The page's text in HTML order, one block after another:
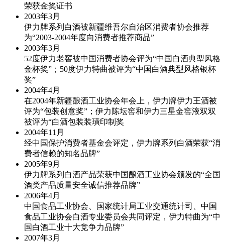
荣获金奖证书
2003年3月
伊力牌系列白酒被新疆维吾尔自治区消费者协会推荐
为“2003-2004年度向消费者推荐商品”
2003年3月
52度伊力老窖被中国消费者协会评为“中国白酒典型风格
金杯奖”；50度伊力特曲被评为“中国白酒典型风格银杯
奖”
2004年4月
在2004年新疆酿酒工业协会年会上，伊力牌伊力王酒被
评为“包装创意奖”；伊力陈坛窖和伊力三星金窖液双双
被评为“白酒包装装璜印制奖
2004年11月
经中国保护消费者基金会评定，伊力牌系列白酒荣获“消
费者信赖的知名品牌”
2005年9月
伊力牌系列白酒产品荣获中国酿酒工业协会颁发的“全国
酒类产品质量安全诚信推荐品牌”
2006年4月
中国食品工业协会、国家统计局工业交通统计司、中国
食品工业协会白酒专业委员会共同评定，伊力特曲为“中
国白酒工业十大竞争力品牌”
2007年3月